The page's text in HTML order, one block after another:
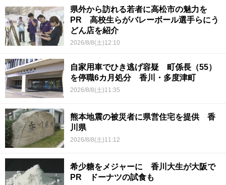
県外から訪れる若者に高松市の魅力を
PR 高校生らがバレーボール選手らにう
どん店を紹介
2026/8/8(土)12:10
自家用車でひき逃げ容疑 町係長（55）
を停職6カ月処分 香川・多度津町
2026/8/8(土)11:35
熊本地震の被災者に県営住宅を提供 香
川県
2026/8/8(土)11:12
希少糖をメジャーに 香川大生が大阪で
PR ドーナツの試食も